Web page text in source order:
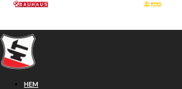
Hoppa till huvudinnehåll
HEM